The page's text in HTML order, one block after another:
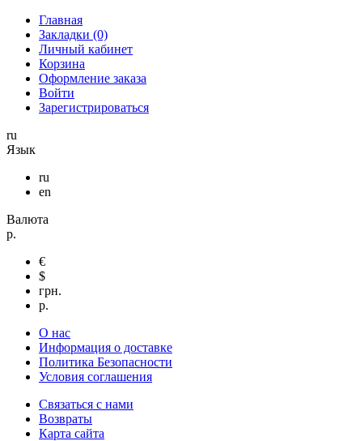
Главная
Закладки (0)
Личный кабинет
Корзина
Оформление заказа
Войти
Зарегистрироваться
ru
Язык
ru
en
Валюта
р.
€
$
грн.
р.
О нас
Информация о доставке
Политика Безопасности
Условия соглашения
Связаться с нами
Возвраты
Карта сайта